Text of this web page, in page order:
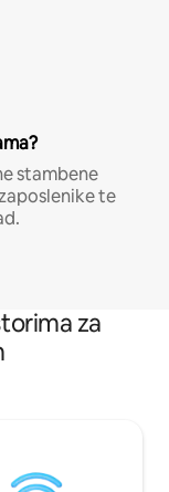
stambene
te
za